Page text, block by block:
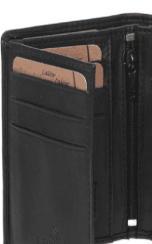
Quick View